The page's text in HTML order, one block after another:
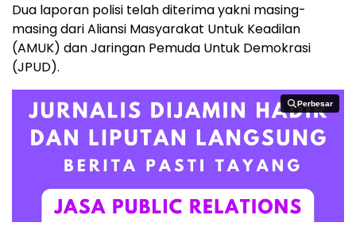
Dua laporan polisi telah diterima yakni masing-
masing dari Aliansi Masyarakat Untuk Keadilan
(AMUK) dan Jaringan Pemuda Untuk Demokrasi
(JPUD).
Perbesar
Perbesar